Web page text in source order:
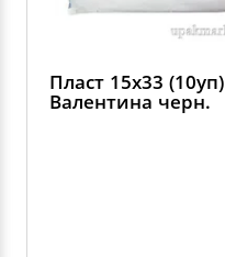
Пласт 15х33 (10уп)
Валентина черн.